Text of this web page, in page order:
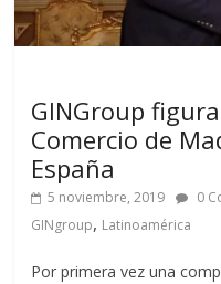
GINGroup
Comercio de
España
5 noviembre, 2019 0
GINgroup, Latinoamérica
Por primera vez una